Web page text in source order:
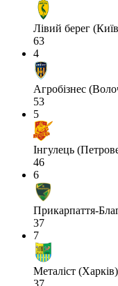
Лівий берег
63
4
Агробізнес
53
5
Інгулець
46
6
Прикарпаття-
37
7
Металіст (Харків)